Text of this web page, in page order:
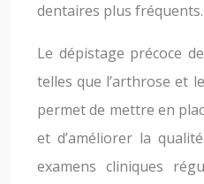
dentaires plus fréquents.
Le dépistage précoce
telles que l’arthrose et
permet de mettre en
et d’améliorer la
examens cliniques